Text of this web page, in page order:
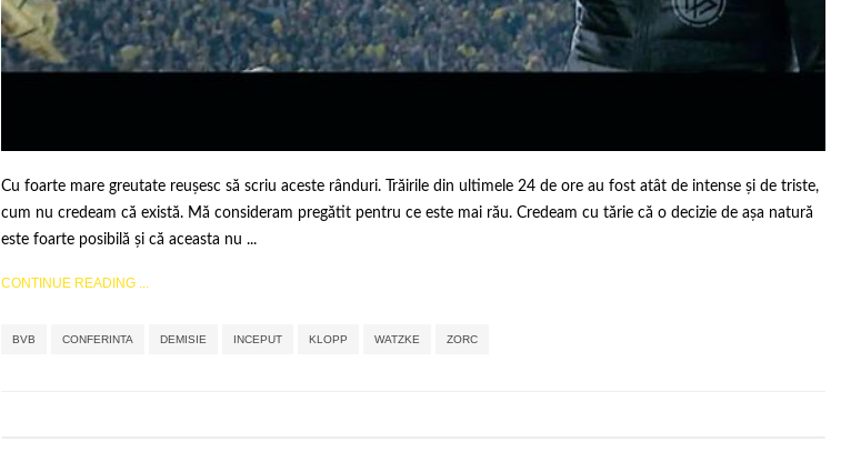
Cu foarte mare greutate reușesc să scriu aceste rânduri. Trăirile din ultimele 24 de ore au fost atât de intense și de triste,
cum nu credeam că există. Mă consideram pregătit pentru ce este mai rău. Credeam cu tărie că o decizie de așa natură
este foarte posibilă și că aceasta nu ...
CONTINUE READING ...
BVB CONFERINTA DEMISIE INCEPUT KLOPP WATZKE ZORC